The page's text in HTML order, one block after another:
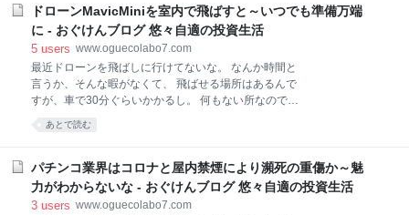
ラムは脚の部分です。 ネットで調べてみると、やはり
この部位は結構人気が高いようです。 食べやすい形
と、ジューシーさが人気だそうですね。 肉の
したからね。 ところが、一言でキャッシュレスと言っ
ても様々なものがあります。 今回は、そんなキャッシ
ュレス決済の中でも有名な、PayPayとLINE Payにつ
いて紹介します。 PayPayのおすすめポイント PayPay
の始め方 PayPayへの登録 支払い方法の決定 実際に使
ってみる LINE Payのおすすめポイント LINE Payの始
PayPay。 PayPay株式会社（ペイペイ、英語: PayPay
ビスを展開する日本のI
ドローンMavicMiniを室内で飛ばすと～いつでも準備万端
に - おぐけんブログ 悠々自適の投資生活
5 users www.oguecolabo7.com
最近ドローンを飛ばしに行けてないな。 なんか時間と
言うか、そんな暇がなくて、 飛ばせる場所はあるんで
すが、車で30分ぐらいかかるし。 何もない所なので、
こどももなかなか行きたがらないし。 当然休みの日に
は子供もいてるし。 ということで、ドローンの調子を
います。 ドローン MavicMini 撮影はもちろん可能
MavicMiniのコントローラー 関連記事 ドローン
MavicMini 言わずと知れたDJI社製の小型ドローン。
あとで読む
パチンコ業界はコロナと屋内禁煙により瀕死の重傷か～魅
力がわからないな - おぐけんブログ 悠々自適の投資生活
3 users www.oguecolabo7.com